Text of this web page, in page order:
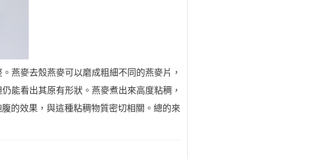
燕麥去殼燕麥可以磨成粗細不同的燕麥片，
能看出其原有形狀。燕麥煮出來高度粘稠，
的效果，與這種粘稠物質密切相關。總的來